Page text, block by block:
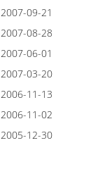
2007-09-21
2007-08-28
2007-06-01
2007-03-20
2006-11-13
2006-11-02
2005-12-30